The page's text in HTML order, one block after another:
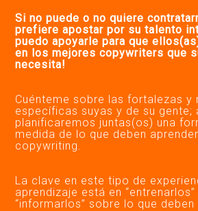
Si no puede o no quiere
prefiere apostar por su talento
puedo apoyarle para que
en los mejores copywriters que
necesita!
Cuénteme sobre las fortalezas y
específicas suyas y de su gente;
planificaremos juntas(os) una
medida de lo que deben
copywriting.
La clave en este tipo de
aprendizaje está en
“informarlos” sobre lo que deben